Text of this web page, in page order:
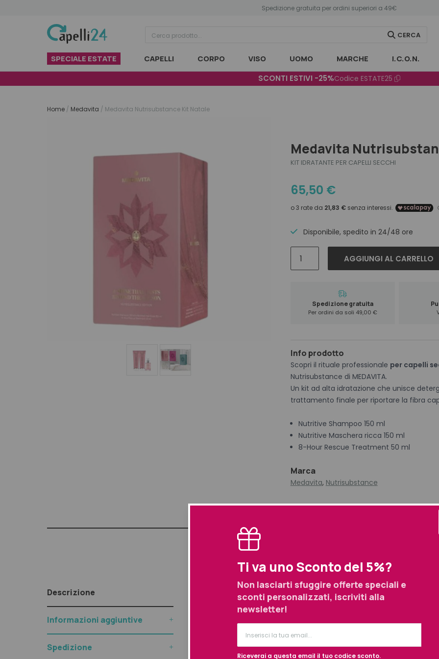
Spedizione gratuita per ordini superiori a 49€
CERCA
SPECIALE ESTATE CAPELLI CORPO VISO UOMO MARCHE
I.C.O.N.
SCONTI ESTIVI -25%Codice ESTATE25
Ti va uno Sconto del 5%?
Non lasciarti sfuggire offerte speciali e
sconti personalizzati, iscriviti alla
newsletter!
Riceverai a questa email il tuo codice sconto.
Home / Medavita / Medavita Nutrisubstance Kit Natale
Medavita
KIT IDRATANTE PER CAPELLI SECCHI
65,50 €
Disponibile, spedito in 24/48 ore
Nutrisubstance
quantità
AGGIUNGI AL CARRELLO
Spedizione gratuita
Per ordini da soli 49,00 €
Info prodotto
Scopri il rituale professionale per capelli
Nutrisubstance di MEDAVITA.
Un kit ad alta idratazione che unisce
trattamento finale per riportare la fibra
Nutritive Shampoo 150 ml
Nutritive Maschera ricca 150 ml
8-Hour Rescue Treatment 50 ml
Marca
Medavita, Nutrisubstance
Prodotti simili selezionati per te
Descrizione
Informazioni aggiuntive
Spedizione
Descrizione
Perché scegliere questo kit:
Nutre in profondità: la linea Nutrisubstance è studiata per capelli secchi,
sensibilizzati o danneggiati da trattamenti chimici o meccanici.
Componenti selezionati: burro di karité, olio di jojoba e complesso